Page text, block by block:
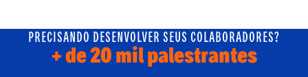
PRECISANDO DESENVOLVER SEUS COLABORADORES?
+ de 20 mil palestrantes